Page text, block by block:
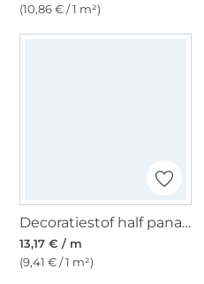
(10,86 € / 1 m²)
Decoratiestof half panama paastijd, naturel
13,17 € / m
(9,41 € / 1 m²)